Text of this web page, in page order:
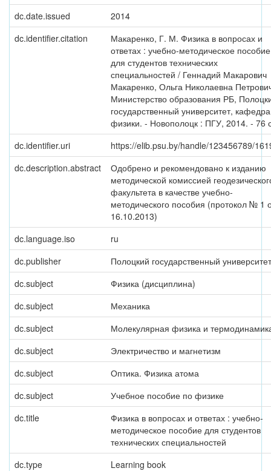
dc.date.issued
2014
dc.identifier.citation
Макаренко, Г. М. Физика в вопросах и
ответах : учебно-методическое пособие
для студентов технических
специальностей / Геннадий Макарович
Макаренко, Ольга Николаевна
Министерство образования РБ,
государственный университет, кафедра
физики. - Новополоцк : ПГУ, 2014. - 76
dc.identifier.uri
https://elib.psu.by/handle/123456789/
dc.description.abstract
Одобрено и рекомендовано к изданию
методической комиссией
факультета в качестве учебно-
методического пособия (протокол № 1
16.10.2013)
dc.language.iso
ru
dc.publisher
Полоцкий государственный университет
dc.subject
Физика (дисциплина)
dc.subject
Механика
dc.subject
Молекулярная физика и
dc.subject
Электричество и магнетизм
dc.subject
Оптика. Физика атома
dc.subject
Учебное пособие по физике
dc.title
Физика в вопросах и ответах : учебно-
методическое пособие для студентов
технических специальностей
dc.type
Learning book